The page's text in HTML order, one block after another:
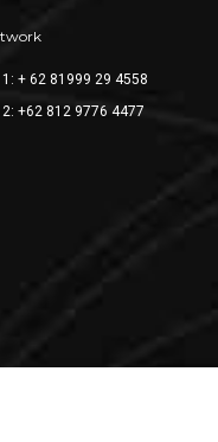
1: + 62 81999 29 4558
2: +62 812 9776 4477